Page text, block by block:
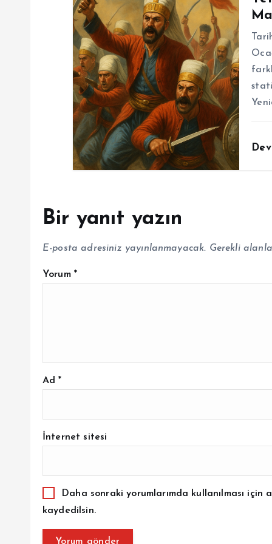
Bir yanıt yazın
E-posta adresiniz yayınlanmayacak. Gerekli
Yorum *
Ad*
İnternet sitesi
Daha sonraki yorumlarımda kullanılması için
kaydedilsin.